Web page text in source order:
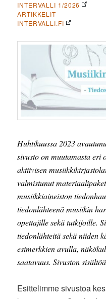
INTERVALLI 1/2026
ARTIKKELIT
INTERVALLI.FI
Huhtikuussa 2023
sivusto on muutamasta eri
aktiivisen
valmistunut
musiikkiaineiston
tiedonlähteenä musiikin
opettajille sekä tutkijoille.
tiedonlähteitä sekä niiden
esimerkkien avulla,
saatavuus. Sivuston
Esittelimme sivustoa